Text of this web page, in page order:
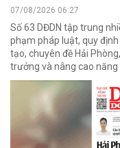
07/08/2026 06:27
Số 63 DĐDN tập trung
phạm pháp luật, quy
tạo, chuyên đề Hải
trưởng và nâng cao năng